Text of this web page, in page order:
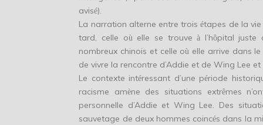
avisé).
La narration alterne entre troisétapes de la vie
tard, celle oùelle se trouveà l’hôpital juste
nombreux chinois et celle où elle arrive dans
de vivre la rencontre d’Addie et de Wing Lee et
Le contexte intéressant d’une période
racisme amène des situations extrêmes
personnelle d’Addie et Wing Lee. Des
sauvetage de deux hommes coincés dans la